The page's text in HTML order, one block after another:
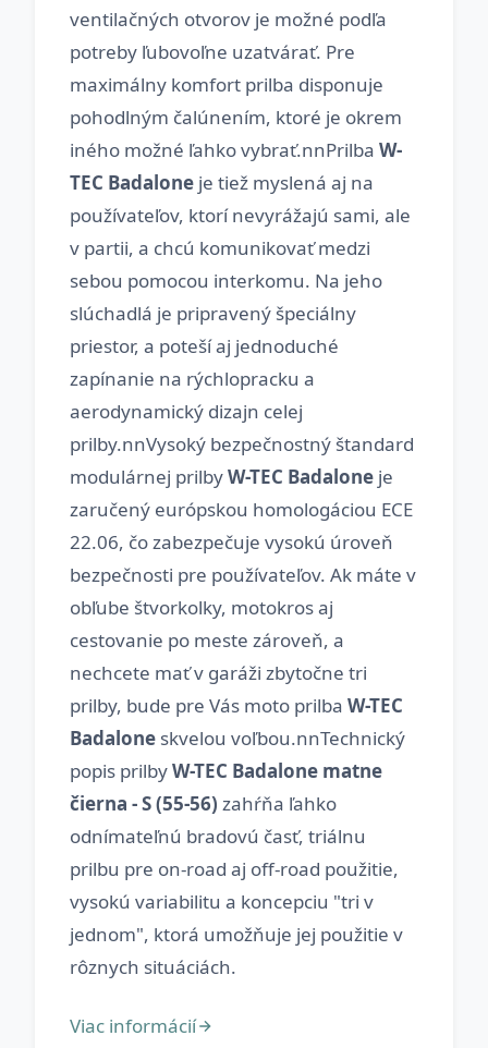
ventilačných otvorov je možné podľa
potreby ľubovoľne uzatvárať. Pre
maximálny komfort prilba disponuje
pohodlným čalúnením, ktoré je okrem
iného možné ľahko vybrať.nnPrilba W-
TEC Badalone je tiež myslená aj na
používateľov, ktorí nevyrážajú sami, ale
v partii, a chcú komunikovať medzi
sebou pomocou interkomu. Na jeho
slúchadlá je pripravený špeciálny
priestor, a poteší aj jednoduché
zapínanie na rýchlopracku a
aerodynamický dizajn celej
prilby.nnVysoký bezpečnostný štandard
modulárnej prilbyW-TEC Badalone je
zaručený európskou homologáciou ECE
22.06, čo zabezpečuje vysokú úroveň
bezpečnosti pre používateľov. Ak máte v
obľube štvorkolky, motokros aj
cestovanie po meste zároveň, a
nechcete mať v garáži zbytočne tri
prilby, bude pre Vás moto prilba W-TEC
Badalone skvelou voľbou.nnTechnický
popis prilbyW-TEC Badalone matne
čierna - S (55-56) zahŕňa ľahko
odnímateľnú bradovú časť, triálnu
prilbu pre on-road aj off-road použitie,
vysokú variabilitu a koncepciu "tri v
jednom", ktorá umožňuje jej použitie v